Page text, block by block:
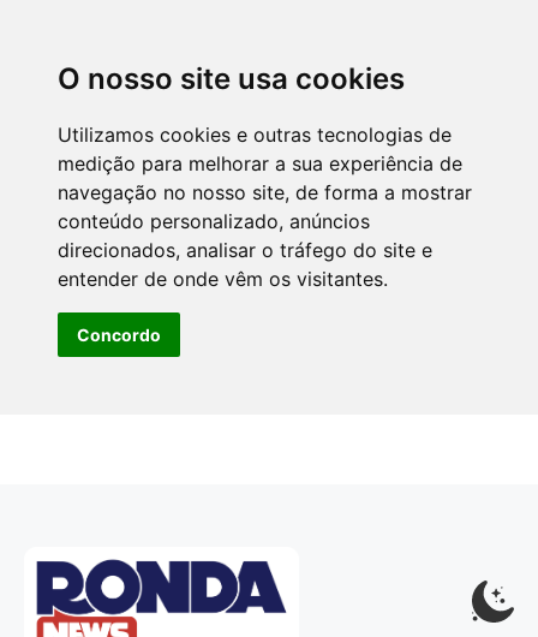
O nosso site usa cookies
Utilizamos cookies e outras tecnologias de
medição para melhorar a sua experiência de
navegação no nosso site, de forma a mostrar
conteúdo personalizado, anúncios
direcionados, analisar o tráfego do site e
entender de onde vêm os visitantes.
Concordo